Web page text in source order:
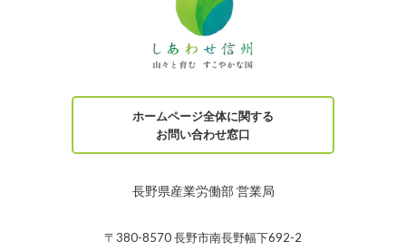
ホームページ全体に関する
お問い合わせ窓口
長野県産業労働部 営業局
〒380-8570 長野市南長野幅下692-2